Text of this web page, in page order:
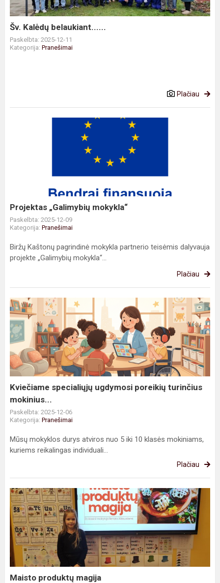
Šv. Kalėdų belaukiant......
Paskelbta: 2025-12-11
Kategorija: Pranešimai
Plačiau
Projektas „Galimybių mokykla“
Paskelbta: 2025-12-09
Kategorija: Pranešimai
Biržų Kaštonų pagrindinė mokykla partnerio teisėmis dalyvauja
projekte „Galimybių mokykla“...
Plačiau
Kviečiame
specialiųjų
ugdymosi
poreikių
turinčius
mokinius...
Kviečiame specialiųjų ugdymosi poreikių turinčius
mokinius...
Paskelbta: 2025-12-06
Kategorija: Pranešimai
Mūsų mokyklos durys atviros nuo 5 iki 10 klasės mokiniams,
kuriems reikalingas individuali...
Plačiau
Maisto
produktų
magija
Maisto produktų magija